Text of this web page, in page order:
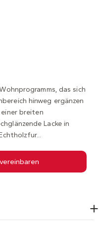
das sich
hinweg ergänzen
breiten
Lacke in